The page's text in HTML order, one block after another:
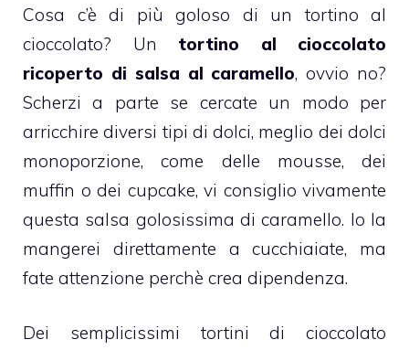
Cosa c’è di più goloso di un tortino al
cioccolato? Un tortino al cioccolato
ricoperto di salsa al caramello, ovvio no?
Scherzi a parte se cercate un modo per
arricchire diversi tipi di dolci, meglio dei dolci
monoporzione, come delle mousse, dei
muffin o dei cupcake, vi consiglio vivamente
questa salsa golosissima di caramello. Io la
mangerei direttamente a cucchiaiate, ma
fate attenzione perchè crea dipendenza.
Dei semplicissimi tortini di cioccolato